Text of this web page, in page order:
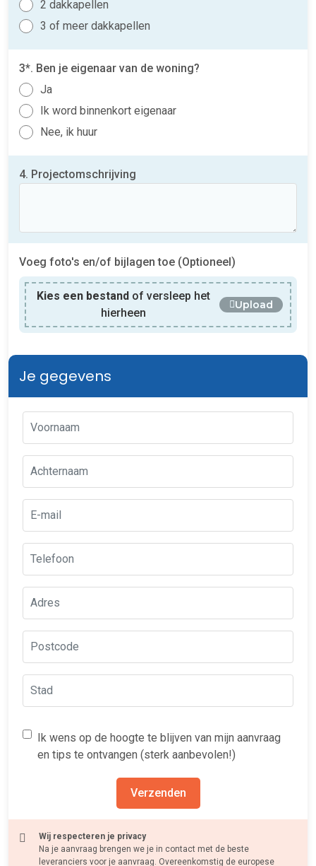
2 dakkapellen
3 of meer dakkapellen
3*. Ben je eigenaar van de woning?
Ja
Ik word binnenkort eigenaar
Nee, ik huur
4. Projectomschrijving
Voeg foto's en/of bijlagen toe (Optioneel)
Kies een bestand of versleep het
hierheen
Upload
Je gegevens
Ik wens op de hoogte te blijven van mijn aanvraag
en tips te ontvangen (sterk aanbevolen!)
Verzenden
Wij respecteren je privacy
Na je aanvraag brengen we je in contact met de beste
leveranciers voor je aanvraag. Overeenkomstig de europese